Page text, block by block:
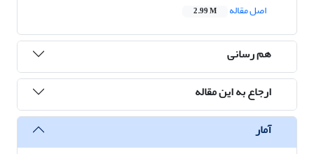
اصل مقاله
2.99 M
هم رسانی
ارجاع به این مقاله
آمار